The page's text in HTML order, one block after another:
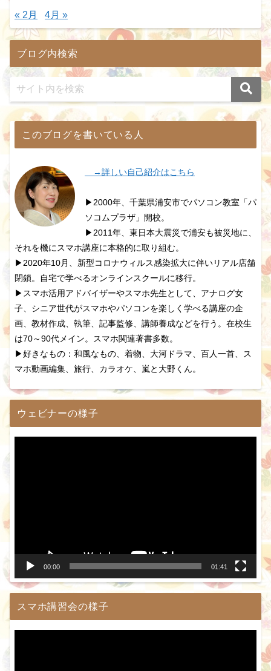
« 2月 4月 »
ブログ内検索
このブログを書いている人
→詳しい自己紹介はこちら
▶2000年、千葉県浦安市でパソコン教室「パ
ソコムプラザ」開校。
▶2011年、東日本大震災で浦安も被災地に、
それを機にスマホ講座に本格的に取り組む。
▶2020年10月、新型コロナウィルス感染拡大に伴いリアル店舗
閉鎖。自宅で学べるオンラインスクールに移行。
▶スマホ活用アドバイザーやスマホ先生として、アナログ女
子、シニア世代がスマホやパソコンを楽しく学べる講座の企
画、教材作成、執筆、記事監修、講師養成などを行う。在校生
は70～90代メイン。スマホ関連著書多数。
▶好きなもの：和風なもの、着物、大河ドラマ、百人一首、ス
マホ動画編集、旅行、カラオケ、嵐と大野くん。
ウェビナーの様子
00:00 01:41
スマホ講習会の様子